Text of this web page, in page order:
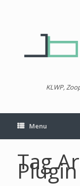
KLWP,
Menu
Tag
Plugin